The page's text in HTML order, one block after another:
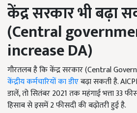
केंद्र सरकार भी बढ़ा
(Central
increase DA)
गौरतलब है कि केंद्र सरकार (Central
केंद्रीय कर्मचारियों का डीएबढ़ा सकती है.
डालें, तो सितंबर 2021 तक महंगाई भत्ता 33
हिसाब से इसमें 2 फीसदी की बढ़ोतरी हुई है.